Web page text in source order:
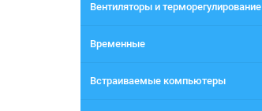
Вентиляторы и терморегулирование
Временные
Встраиваемые компьютеры